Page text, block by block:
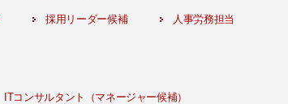
採用リーダー候補 人事労務担当
ITコンサルタント（マネージャー候補）